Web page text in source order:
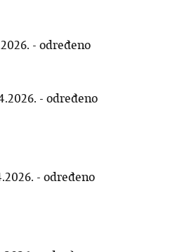
- određeno
- određeno
- određeno